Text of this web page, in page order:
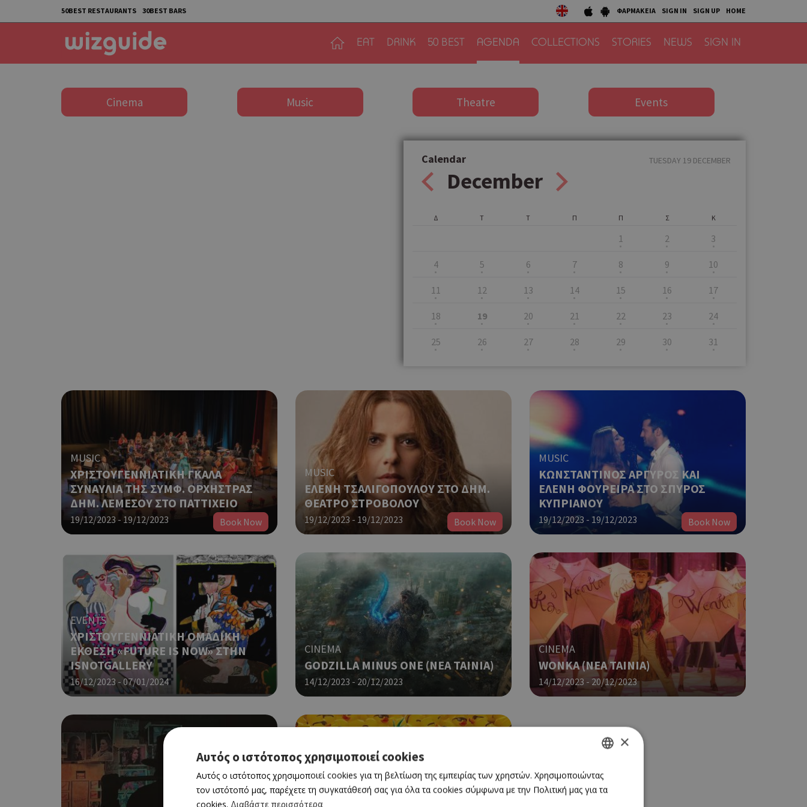
50BEST RESTAURANTS 30BEST BARS ΦΑΡΜΑΚΕΙΑ SIGN IN SIGN UP HOME
EAT DRINK 50 BEST AGENDA COLLECTIONS STORIES NEWS SIGN IN
Cinema Music Theatre Events
Calendar
December
TUESDAY 19 DECEMBER
Δ Τ Τ Π Π
1
Σ
2
Κ
3
4 5 6 7 8 9 10
11 12 13 14 15 16 17
18 19 20 21 22 23 24
25 26 27 28 29 30 31
MUSIC
ΧΡΙΣΤΟΥΓΕΝΝΙΑΤΙΚΗ ΓΚΑΛΑ
ΣΥΝΑΥΛΙΑ ΤΗΣ ΣΥΜΦ. ΟΡΧΗΣΤΡΑΣ
ΔΗΜ. ΛΕΜΕΣΟΥ ΣΤΟ ΠΑΤΤΙΧΕΙΟ
19/12/2023 - 19/12/2023 Book Now
MUSIC
ΕΛΕΝΗ ΤΣΑΛΙΓΟΠΟΥΛΟΥ ΣΤΟ ΔΗΜ.
ΘΕΑΤΡΟ ΣΤΡΟΒΟΛΟΥ
19/12/2023 - 19/12/2023 Book Now
MUSIC
ΚΩΝΣΤΑΝΤΙΝΟΣ ΑΡΓΥΡΟΣ ΚΑΙ
ΕΛΕΝΗ ΦΟΥΡΕΙΡΑ ΣΤΟ ΣΠΥΡΟΣ
ΚΥΠΡΙΑΝΟΥ
19/12/2023 - 19/12/2023 Book Now
EVENTS
ΧΡΙΣΤΟΥΓΕΝΝΙΑΤΙΚΗ ΟΜΑΔΙΚΗ
ΕΚΘΕΣΗ «FUTURE IS ΝOW» ΣΤΗΝ
ISNOTGALLERY
16/12/2023 - 07/01/2024
CINEMA
GODZILLA MINUS ONE (NΕΑ ΤΑΙΝΙΑ)
14/12/2023 - 20/12/2023
CINEMA
WONKA (NΕΑ ΤΑΙΝΙΑ)
14/12/2023 - 20/12/2023
GREEK
ENGLISH
×
Αυτός ο ιστότοπος χρησιμοποιεί cookies
Αυτός ο ιστότοπος χρησιμοποιεί cookies για τη βελτίωση της εμπειρίας των χρηστών. Χρησιμοποιώντας
τον ιστότοπό μας, παρέχετε τη συγκατάθεσή σας για όλα τα cookies σύμφωνα με την Πολιτική μας για τα
cookies. Διαβάστε περισσότερα